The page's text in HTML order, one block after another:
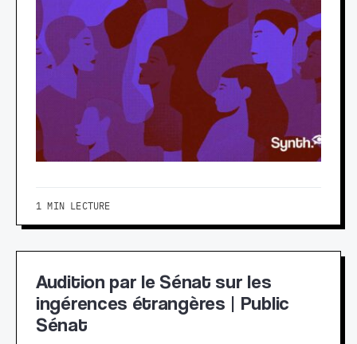
1 MIN LECTURE
Audition par le Sénat sur les
ingérences étrangères | Public
Sénat